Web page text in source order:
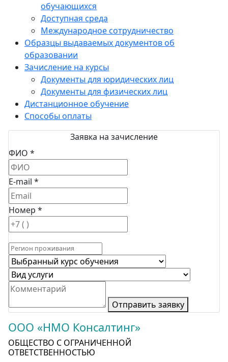
обучающихся
Доступная среда
Международное сотрудничество
Образцы выдаваемых документов об
образовании
Зачисление на курсы
Документы для юридических лиц
Документы для физических лиц
Дистанционное обучение
Способы оплаты
Заявка на зачисление
ФИО *
E-mail *
Номер *
Отправить заявку
ООО «НМО Консалтинг»
ОБЩЕСТВО С ОГРАНИЧЕННОЙ
ОТВЕТСТВЕННОСТЬЮ